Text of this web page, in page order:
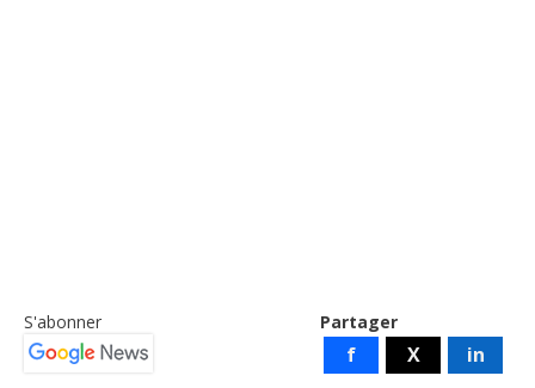
Partager
f X in
S'abonner